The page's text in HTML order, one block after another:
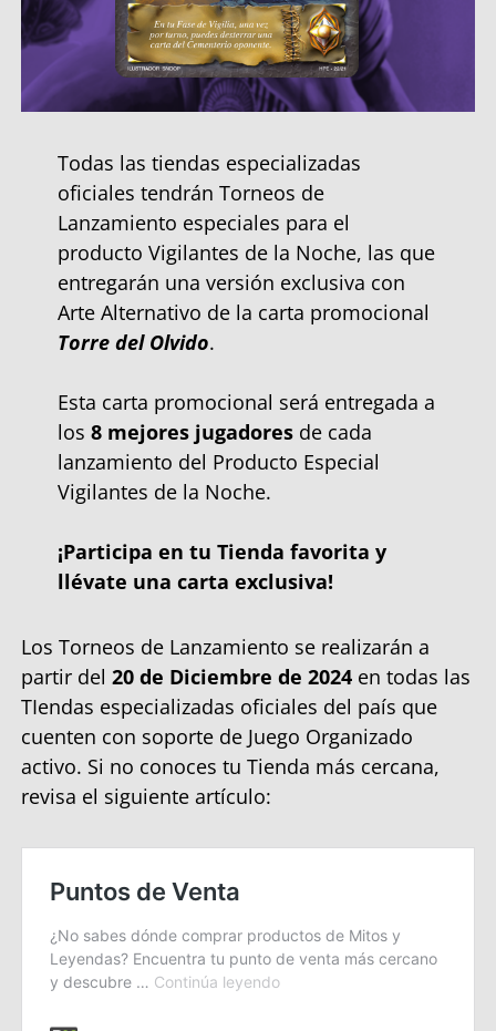
Todas las tiendas especializadas
oficiales tendrán Torneos de
Lanzamiento especiales para el
producto Vigilantes de la Noche, las que
entregarán una versión exclusiva con
Arte Alternativo de la carta promocional
Torre del Olvido.
Esta carta promocional será entregada a
los 8 mejores jugadores de cada
lanzamiento del Producto Especial
Vigilantes de la Noche.
¡Participa en tu Tienda favorita y
llévate una carta exclusiva!
Los Torneos de Lanzamiento se realizarán a
partir del 20 de Diciembre de 2024 en todas las
TIendas especializadas oficiales del país que
cuenten con soporte de Juego Organizado
activo. Si no conoces tu Tienda más cercana,
revisa el siguiente artículo: